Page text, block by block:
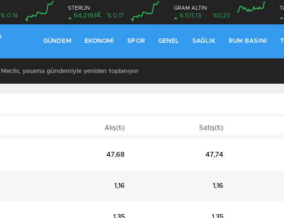
% 0.14
STERLİN
64,2193£ % 0.17
GRAM ALTIN
6.511,13 %0,23
GÜNDEM EKONOMI SPOR GENEL SAĞLIK RUM BASINI
Meclis, yasama gündemiyle yeniden toplanıyor
Alış(₺) Satış(₺)
47,68 47,74
1,16 1,16